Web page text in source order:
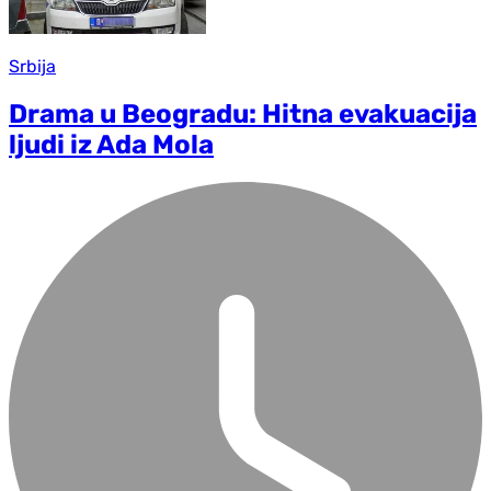
Srbija
Drama u Beogradu: Hitna evakuacija
ljudi iz Ada Mola